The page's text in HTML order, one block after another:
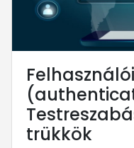
trükkök